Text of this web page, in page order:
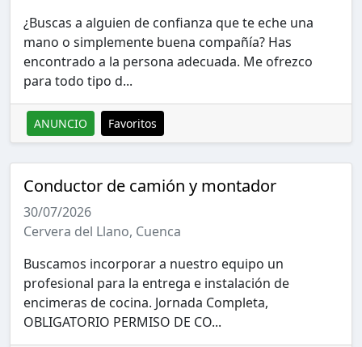
¿Buscas a alguien de confianza que te eche una
mano o simplemente buena compañía? Has
encontrado a la persona adecuada. Me ofrezco
para todo tipo d...
ANUNCIO Favoritos
Conductor de camión y montador
30/07/2026
Cervera del Llano, Cuenca
Buscamos incorporar a nuestro equipo un
profesional para la entrega e instalación de
encimeras de cocina. Jornada Completa,
OBLIGATORIO PERMISO DE CO...